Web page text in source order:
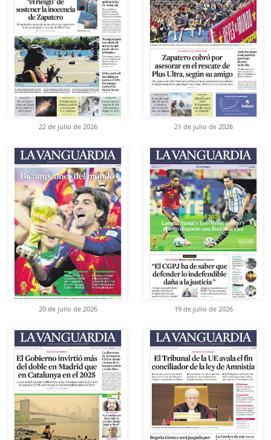
22 de julio de 2026 21 de julio de 2026
20 de julio de 2026 19 de julio de 2026